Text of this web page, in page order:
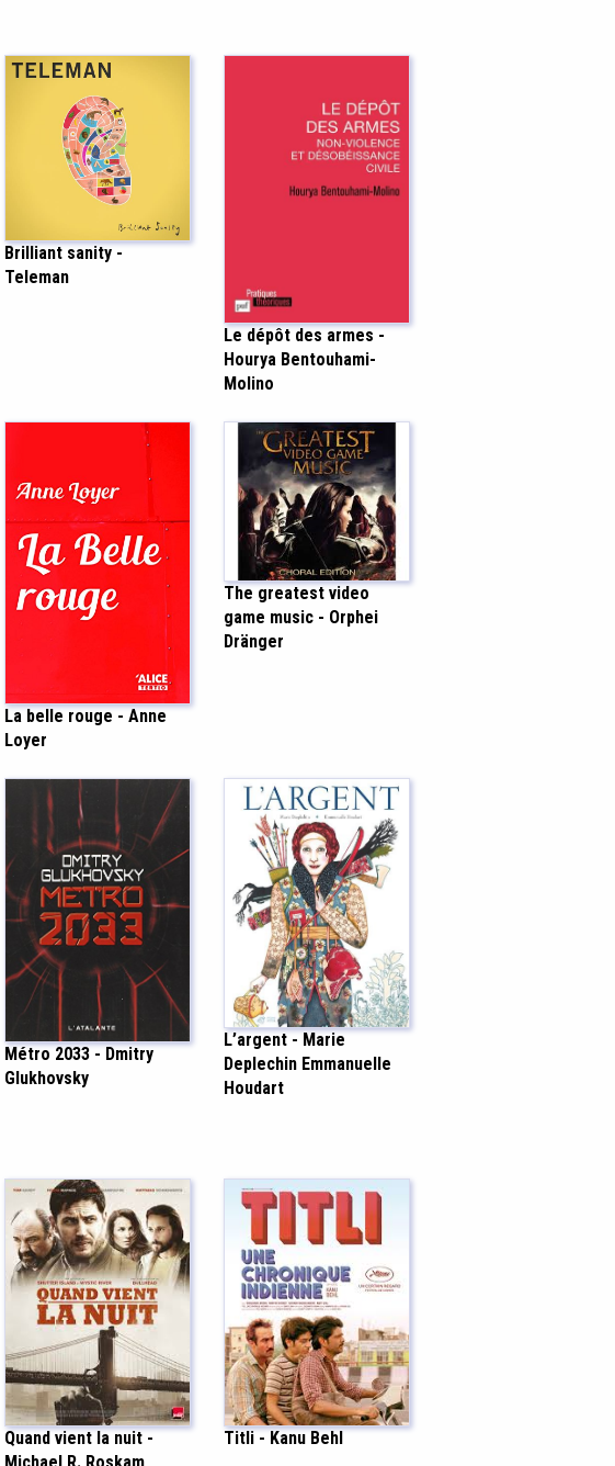
Brilliant sanity -
Teleman
Le dépôt des armes -
Hourya Bentouhami-
Molino
La belle rouge - Anne
Loyer
The greatest video
game music - Orphei
Dränger
Métro 2033 - Dmitry
Glukhovsky
L’argent - Marie
Deplechin Emmanuelle
Houdart
Quand vient la nuit -
Titli - Kanu Behl